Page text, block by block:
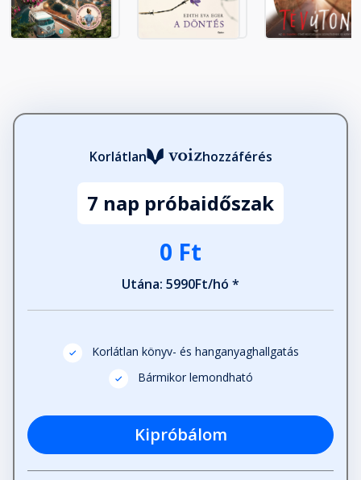
Éjköszöntő
Fejezet hossza: 00:00:11
Nevetés
Fejezet hossza: 00:01:24
Mondj igent
Korlátlan hozzáférés
7 nap próbaidőszak
0 Ft
Utána: 5990Ft/hó *
Korlátlan könyv- és hanganyaghallgatás
Bármikor lemondható
Kipróbálom